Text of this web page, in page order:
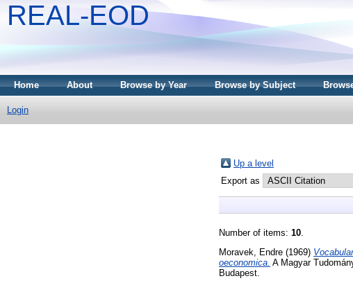
REAL-EOD
Home About Browse by Year Browse by Subject
Login
Up a level
Export as
Number of items: 10
Moravek, Endre (1969)
oeconomica. A Magyar
Budapest.